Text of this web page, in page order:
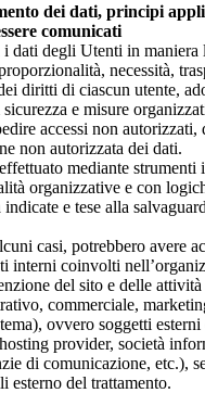
dei dati, principi
comunicati
i dati degli Utenti in maniera
necessità,
diritti di ciascun utente,
e misure
accessi non autorizzati,
non autorizzata dei dati.
mediante strumenti
organizzative e con
e tese alla
casi, potrebbero avere
interni coinvolti
del sito e delle attività
commerciale,
ovvero soggetti
provider, società
di comunicazione, etc.),
esterno del trattamento.